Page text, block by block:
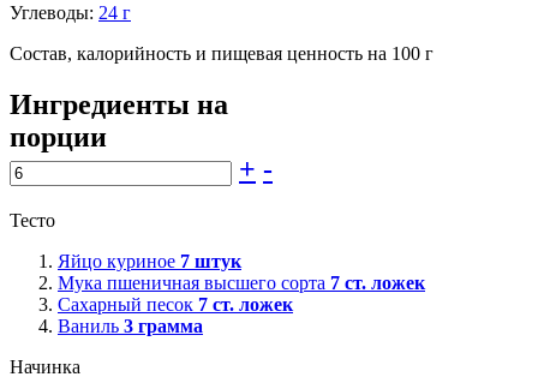
Углеводы: 24 г
Состав, калорийность и пищевая ценность на 100 г
Ингредиенты на
порции
+ -
Тесто
Яйцо куриное 7 штук
Мука пшеничная высшего сорта 7 ст. ложек
Сахарный песок 7 ст. ложек
Ваниль 3 грамма
Начинка